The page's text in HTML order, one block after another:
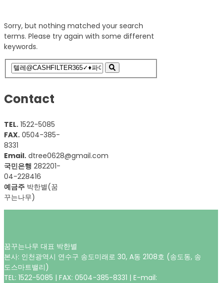
Sorry, but nothing matched your search
terms. Please try again with some different
keywords.
Contact
TEL. 1522-5085
FAX. 0504-385-
8331
Email. dtree0628@gmail.com
국민은행 282201-
04-228416
예금주 박한별(꿈
꾸는나무)
꿈꾸는나무 대표 박한별
본사: 인천광역시 연수구 송도미래로 30, A동 2108호 (송도동, 송
도스마트밸리)
TEL: 1522-5085 | FAX: 0504-385-8331 | E-mail: